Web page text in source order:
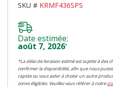
SKU # KRMF436SPS
Date estimée:
août 7, 2026*
*La délai de livraison estimé est sujette à des
confirmer la disponibilité, afin que nous
rapide ou vous aider à choisir un autre
zones éligibles. Veuillez vous référer à notre